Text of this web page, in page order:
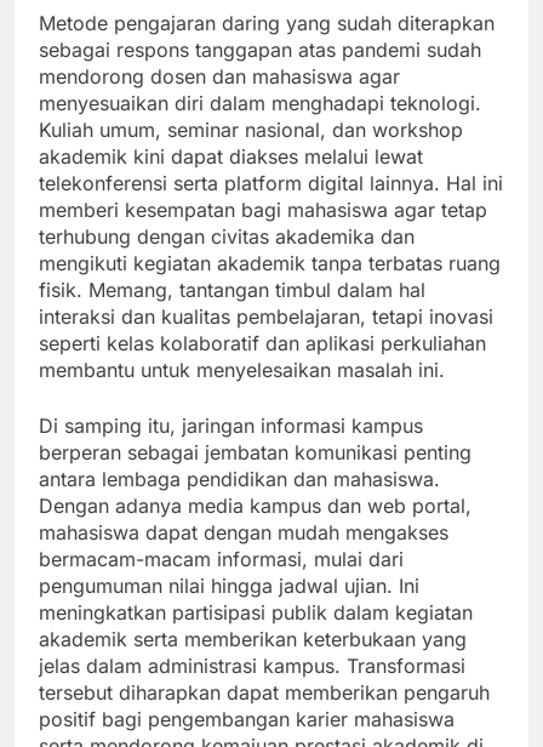
Metode pengajaran daring yang sudah diterapkan
sebagai respons tanggapan atas pandemi sudah
mendorong dosen dan mahasiswa agar
menyesuaikan diri dalam menghadapi teknologi.
Kuliah umum, seminar nasional, dan workshop
akademik kini dapat diakses melalui lewat
telekonferensi serta platform digital lainnya. Hal ini
memberi kesempatan bagi mahasiswa agar tetap
terhubung dengan civitas akademika dan
mengikuti kegiatan akademik tanpa terbatas ruang
fisik. Memang, tantangan timbul dalam hal
interaksi dan kualitas pembelajaran, tetapi inovasi
seperti kelas kolaboratif dan aplikasi perkuliahan
membantu untuk menyelesaikan masalah ini.
Di samping itu, jaringan informasi kampus
berperan sebagai jembatan komunikasi penting
antara lembaga pendidikan dan mahasiswa.
Dengan adanya media kampus dan web portal,
mahasiswa dapat dengan mudah mengakses
bermacam-macam informasi, mulai dari
pengumuman nilai hingga jadwal ujian. Ini
meningkatkan partisipasi publik dalam kegiatan
akademik serta memberikan keterbukaan yang
jelas dalam administrasi kampus. Transformasi
tersebut diharapkan dapat memberikan pengaruh
positif bagi pengembangan karier mahasiswa